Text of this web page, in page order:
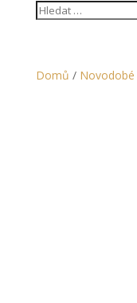
Domů / Novodobé